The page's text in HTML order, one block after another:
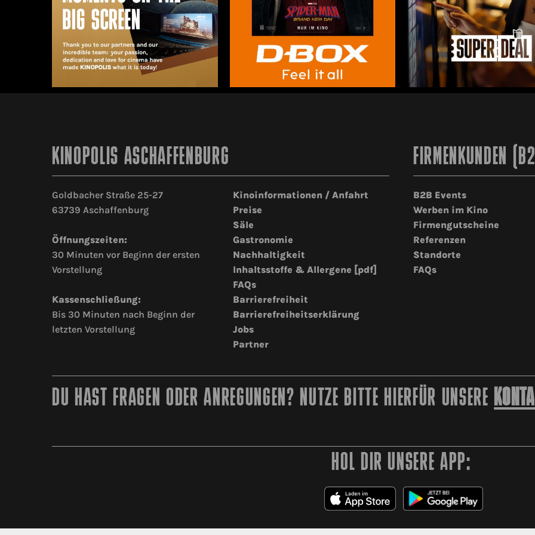
KINOPOLIS ASCHAFFENBURG
Goldbacher Straße 25-27
63739 Aschaffenburg
Öffnungszeiten:
30 Minuten vor Beginn der ersten
Vorstellung
Kassenschließung:
Bis 30 Minuten nach Beginn der
letzten Vorstellung
Kinoinformationen / Anfahrt
Preise
Säle
Gastronomie
Nachhaltigkeit
Inhaltsstoffe & Allergene [pdf]
FAQs
Barrierefreiheit
Barrierefreiheitserklärung
Jobs
Partner
FIRMENKUNDEN
B2B Events
Werben im Kino
Firmengutscheine
Referenzen
Standorte
FAQs
DU HAST FRAGEN ODER ANREGUNGEN? NUTZE BITTE HIERFÜR UNSERE
HOL DIR UNSERE APP: